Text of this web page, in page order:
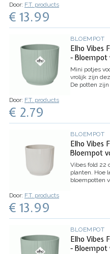
maten. Een
jarenlang
is natuurlijk
gerecyceled
Afmeting: 22
stuk
Door: F.T. products
€ 13.99
BLOEMPOT
Elho Vibes
- Bloempot
Mini potjes
vrolijk zijn
De potten
die het
Extra
op
100%
Afmeting: 7 x
Door: F.T. products
€ 2.79
BLOEMPOT
Elho Vibes
Bloempot
Vibes fold 22
planten. Hoe
bloempotten
maten. Een
jarenlang
is natuurlijk
gerecyceled
22 x 20 cm
Door: F.T. products
€ 13.99
BLOEMPOT
Elho Vibes
- Bloempot